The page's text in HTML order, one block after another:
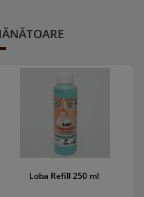
Loba Refill 250 ml